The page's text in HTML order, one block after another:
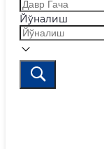
Йўналиш